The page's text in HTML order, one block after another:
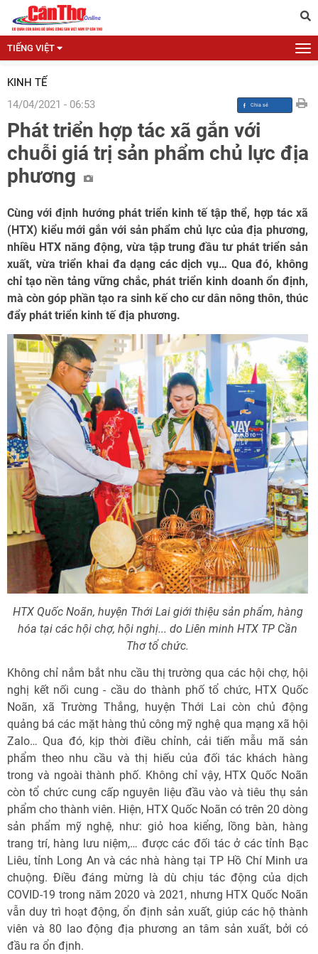
TIẾNG VIỆT
KINH TẾ
14/04/2021 - 06:53
Phát triển hợp tác xã gắn với
chuỗi giá trị sản phẩm chủ lực địa
phương
Cùng với định hướng phát triển kinh tế tập thể, hợp tác xã
(HTX) kiểu mới gắn với sản phẩm chủ lực của địa phương,
nhiều HTX năng động, vừa tập trung đầu tư phát triển sản
xuất, vừa triển khai đa dạng các dịch vụ… Qua đó, không
chỉ tạo nền tảng vững chắc, phát triển kinh doanh ổn định,
mà còn góp phần tạo ra sinh kế cho cư dân nông thôn, thúc
đẩy phát triển kinh tế địa phương.
HTX Quốc Noãn, huyện Thới Lai giới thiệu sản phẩm, hàng
hóa tại các hội chợ, hội nghị... do Liên minh HTX TP Cần
Thơ tổ chức.
Không chỉ nắm bắt nhu cầu thị trường qua các hội chợ, hội
nghị kết nối cung - cầu do thành phố tổ chức, HTX Quốc
Noãn, xã Trường Thắng, huyện Thới Lai còn chủ động
quảng bá các mặt hàng thủ công mỹ nghệ qua mạng xã hội
Zalo… Qua đó, kịp thời điều chỉnh, cải tiến mẫu mã sản
phẩm theo nhu cầu và thị hiếu của đối tác khách hàng
trong và ngoài thành phố. Không chỉ vậy, HTX Quốc Noãn
còn tổ chức cung cấp nguyên liệu đầu vào và tiêu thụ sản
phẩm cho thành viên. Hiện, HTX Quốc Noãn có trên 20 dòng
sản phẩm mỹ nghệ, như: giỏ hoa kiểng, lồng bàn, hàng
trang trí, hàng lưu niệm,… được các đối tác ở các tỉnh Bạc
Liêu, tỉnh Long An và các nhà hàng tại TP Hồ Chí Minh ưa
chuộng. Điều đáng mừng là dù chịu tác động của dịch
COVID-19 trong năm 2020 và 2021, nhưng HTX Quốc Noãn
vẫn duy trì hoạt động, ổn định sản xuất, giúp các hộ thành
viên và 80 lao động địa phương an tâm sản xuất, bởi có
đầu ra ổn định.